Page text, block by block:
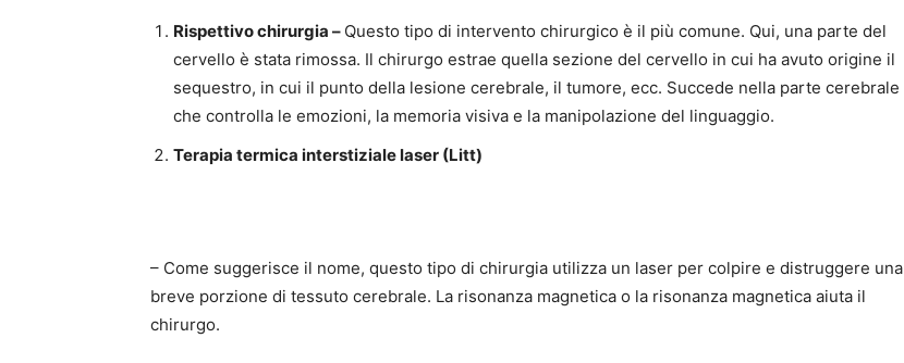
Rispettivo chirurgia – Questo tipo di intervento chirurgico è il più comune. Qui, una parte del
cervello è stata rimossa. Il chirurgo estrae quella sezione del cervello in cui ha avuto origine il
sequestro, in cui il punto della lesione cerebrale, il tumore, ecc. Succede nella parte cerebrale
che controlla le emozioni, la memoria visiva e la manipolazione del linguaggio.
Terapia termica interstiziale laser (Litt)
– Come suggerisce il nome, questo tipo di chirurgia utilizza un laser per colpire e distruggere una
breve porzione di tessuto cerebrale. La risonanza magnetica o la risonanza magnetica aiuta il
chirurgo.